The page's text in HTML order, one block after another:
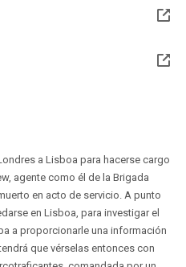
01 Ene 2100 (Quedan 73 años)
a Lisboa para hacerse cargo
agente como él de la Brigada
en acto de servicio. A punto
en Lisboa, para investigar el
a proporcionarle una información
que vérselas entonces con